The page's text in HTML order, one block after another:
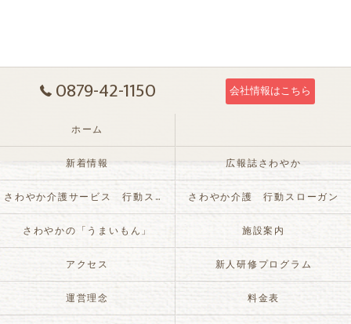
0879-42-1150 会社情報はこちら
ホーム
新着情報 広報誌さわやか
さわやか介護サービス 行動スローガン さわやか介護 行動スローガン
さわやかの「うまいもん」 施設案内
アクセス 新人研修プログラム
運営理念 料金表